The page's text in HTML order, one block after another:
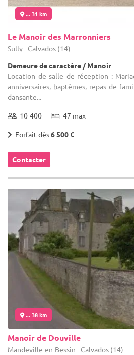
... 31 km
Le Manoir des Marronniers
Sully - Calvados (14)
Demeure de caractère / Manoir
Location de salle de réception :
anniversaires, baptêmes, repas de
dansante...
10-400 47 max
Forfait dès6 500 €
Contacter
... 38 km
Manoir de Douville
Mandeville-en-Bessin - Calvados (14)